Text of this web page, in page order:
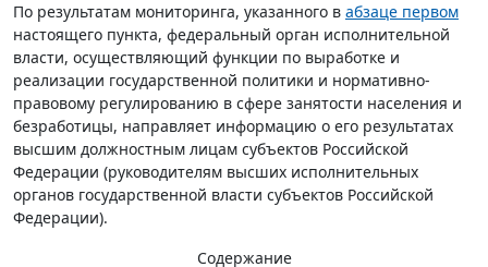
По результатам мониторинга, указанного в абзаце первом
настоящего пункта, федеральный орган исполнительной
власти, осуществляющий функции по выработке и
реализации государственной политики и нормативно-
правовому регулированию в сфере занятости населения и
безработицы, направляет информацию о его результатах
высшим должностным лицам субъектов Российской
Федерации (руководителям высших исполнительных
органов государственной власти субъектов Российской
Федерации).
Содержание